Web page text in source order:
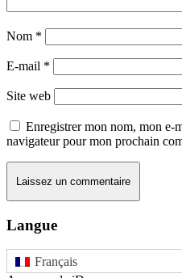
Nom *
E-mail *
Site web
Enregistrer mon nom, mon e-
navigateur pour mon prochain
Langue
Français